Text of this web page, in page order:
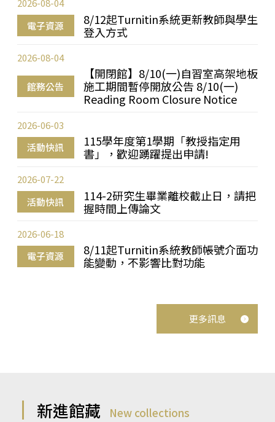
電子資源
8/12起Turnitin系統更新教師與學生
登入方式
2026-08-04
館務公告
【開閉館】8/10(一)自習室高架地板
施工期間暫停開放公告 8/10(一)
Reading Room Closure Notice
2026-08-04
活動快訊
115學年度第1學期「教授指定用
書」，歡迎踴躍提出申請!
2026-06-03
活動快訊
114-2研究生畢業離校截止日，請把
握時間上傳論文
2026-07-22
電子資源
8/11起Turnitin系統教師帳號介面功
能變動，不影響比對功能
2026-06-18
更多訊息
新進館藏 New collections